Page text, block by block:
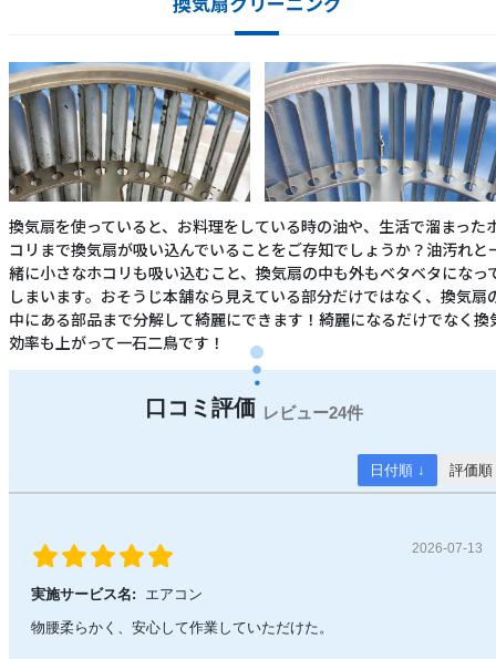
換気扇を使っていると、お料理をしている時の油や、生活で溜まった
コリまで換気扇が吸い込んでいることをご存知でしょうか？油汚れと
緒に小さなホコリも吸い込むこと、換気扇の中も外もベタベタになっ
しまいます。おそうじ本舗なら見えている部分だけではなく、換気扇
中にある部品まで分解して綺麗にできます！綺麗になるだけでなく換
効率も上がって一石二鳥です！
24件
日付順 ↓ 評価順
2026-07-13
実施サービス名:
エアコン
物腰柔らかく、安心して作業していただけた。